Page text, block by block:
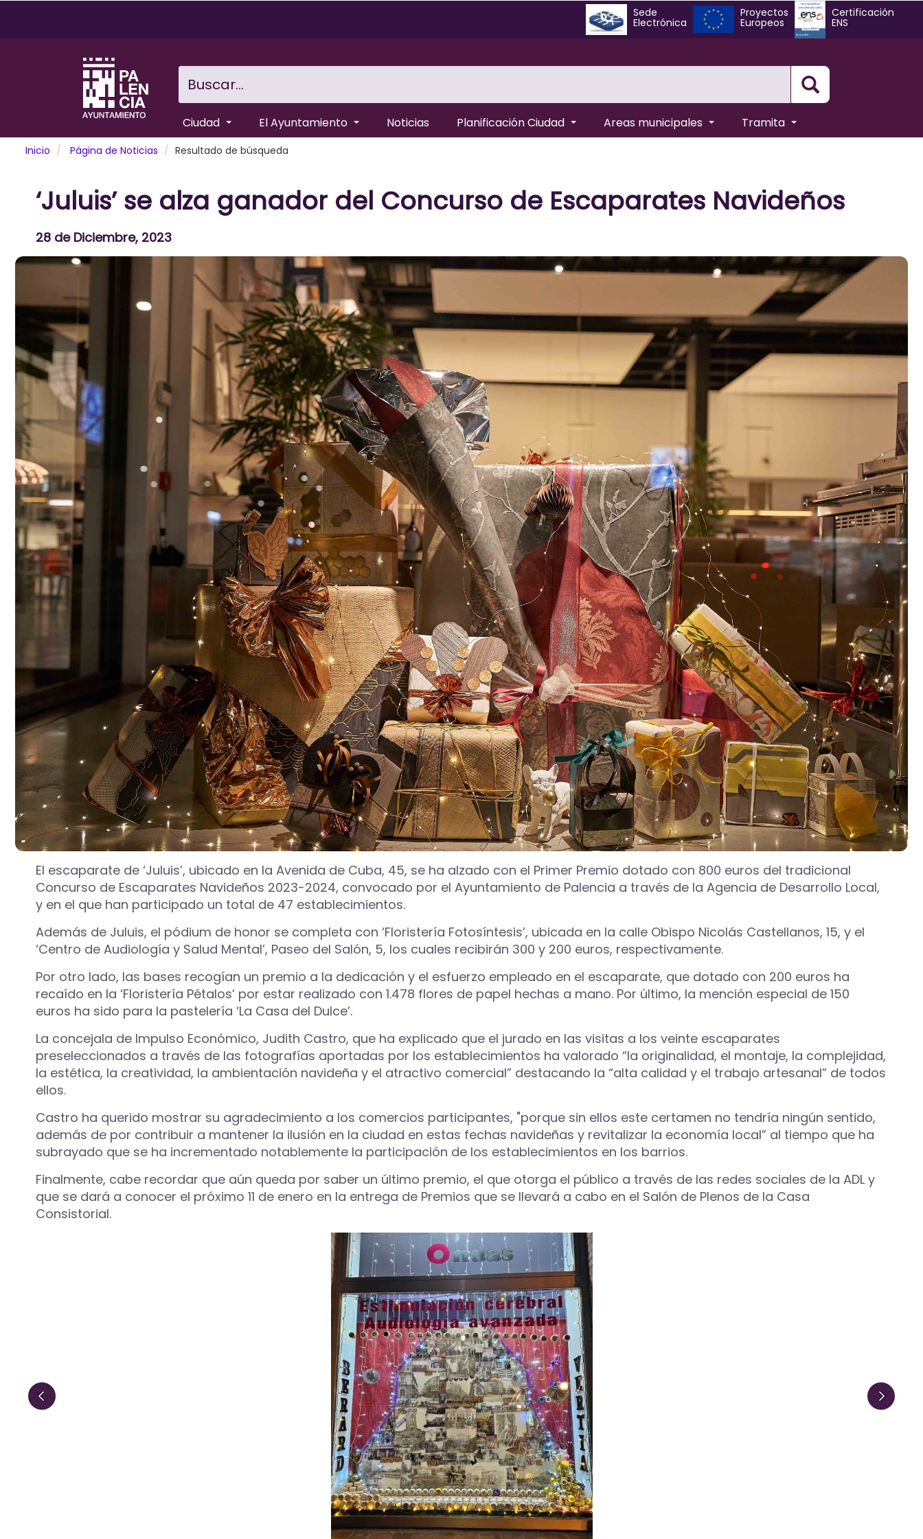
Sede
Electrónica
Proyectos
Europeos
Certificación
ENS
Busqueda
Ciudad El Ayuntamiento Noticias Planificación Ciudad Areas municipales Tramita
Inicio Página de Noticias Resultado de búsqueda
‘Juluis’ se alza ganador del Concurso de Escaparates Navideños
28 de Diciembre, 2023
El escaparate de ‘Juluis’, ubicado en la Avenida de Cuba, 45, se ha alzado con el Primer Premio dotado con 800 euros del tradicional
Concurso de Escaparates Navideños 2023-2024, convocado por el Ayuntamiento de Palencia a través de la Agencia de Desarrollo Local,
y en el que han participado un total de 47 establecimientos.
Además de Juluis, el pódium de honor se completa con ‘Floristería Fotosíntesis’, ubicada en la calle Obispo Nicolás Castellanos, 15, y el
‘Centro de Audiología y Salud Mental’, Paseo del Salón, 5, los cuales recibirán 300 y 200 euros, respectivamente.
Por otro lado, las bases recogían un premio a la dedicación y el esfuerzo empleado en el escaparate, que dotado con 200 euros ha
recaído en la ‘Floristería Pétalos’ por estar realizado con 1.478 flores de papel hechas a mano. Por último, la mención especial de 150
euros ha sido para la pastelería ‘La Casa del Dulce’.
La concejala de Impulso Económico, Judith Castro, que ha explicado que el jurado en las visitas a los veinte escaparates
preseleccionados a través de las fotografías aportadas por los establecimientos ha valorado “la originalidad, el montaje, la complejidad,
la estética, la creatividad, la ambientación navideña y el atractivo comercial” destacando la “alta calidad y el trabajo artesanal” de todos
ellos.
Castro ha querido mostrar su agradecimiento a los comercios participantes, "porque sin ellos este certamen no tendría ningún sentido,
además de por contribuir a mantener la ilusión en la ciudad en estas fechas navideñas y revitalizar la economía local” al tiempo que ha
subrayado que se ha incrementado notablemente la participación de los establecimientos en los barrios.
Finalmente, cabe recordar que aún queda por saber un último premio, el que otorga el público a través de las redes sociales de la ADL y
que se dará a conocer el próximo 11 de enero en la entrega de Premios que se llevará a cabo en el Salón de Plenos de la Casa
Consistorial.